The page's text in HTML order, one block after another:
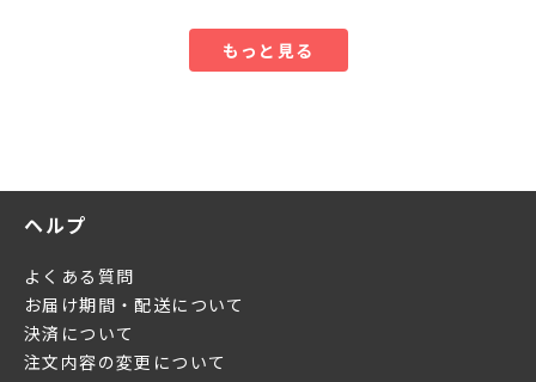
もっと見る
ヘルプ
よくある質問
お届け期間・配送について
決済について
注文内容の変更について